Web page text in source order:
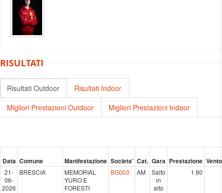
RISULTATI
Risultati Outdoor
Risultati Indoor
Migliori Prestazioni Outdoor
Migliori Prestazioni Indoor
Data Comune Manifestazione Societa' Cat. Gara Prestazione Vento
21-
06-
2026
BRESCIA
MEMORIAL
YURO E
FORESTI
BG003 AM
Salto
in
alto
1.90